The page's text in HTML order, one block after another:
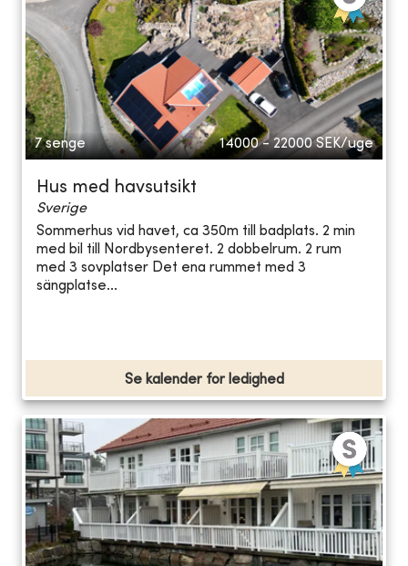
7 senge 14000 - 22000 SEK/uge
Hus med havsutsikt
Sverige
Sommerhus vid havet, ca 350m till badplats. 2 min
med bil till Nordbysenteret. 2 dobbelrum. 2 rum
med 3 sovplatser Det ena rummet med 3
sängplatse...
Se kalender for ledighed